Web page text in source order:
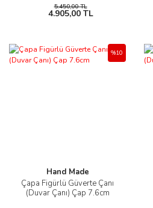
5.450,00 TL
4.905,00 TL
Hand Made
Çapa Figürlü Güverte Çanı
(Duvar Çanı) Çap 7.6cm
%10